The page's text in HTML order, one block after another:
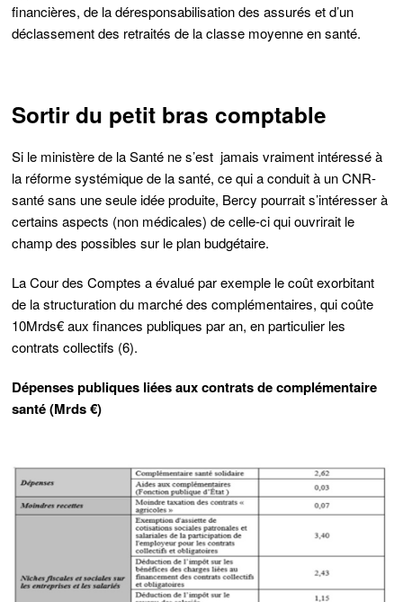
financières, de la déresponsabilisation des assurés et d’un
déclassement des retraités de la classe moyenne en santé.
Sortir du petit bras comptable
Si le ministère de la Santé ne s’est jamais vraiment intéressé à
la réforme systémique de la santé, ce qui a conduit à un CNR-
santé sans une seule idée produite, Bercy pourrait s’intéresser à
certains aspects (non médicales) de celle-ci qui ouvrirait le
champ des possibles sur le plan budgétaire.
La Cour des Comptes a évalué par exemple le coût exorbitant
de la structuration du marché des complémentaires, qui coûte
10Mrds€ aux finances publiques par an, en particulier les
contrats collectifs (6).
Dépenses publiques liées aux contrats de complémentaire
santé (Mrds €)